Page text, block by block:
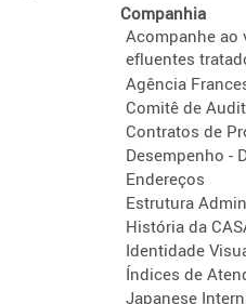
Companhia
Acompanhe ao
efluentes
Agência
Comitê de
Contratos de
Desempenho -
Endereços
Estrutura
História da
Identidade
Índices de
Japanese